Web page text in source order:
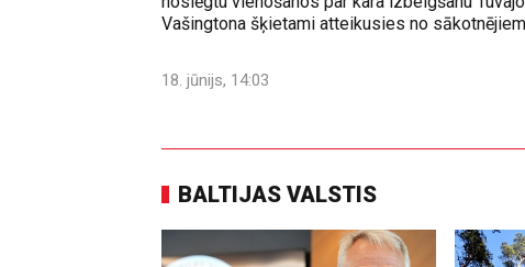
Vašingtona šķietami atteikusies no
18. jūnijs, 14:03
BALTIJAS VALSTIS